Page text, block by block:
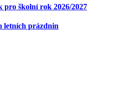
pro školní rok 2026/2027
letních prázdnin